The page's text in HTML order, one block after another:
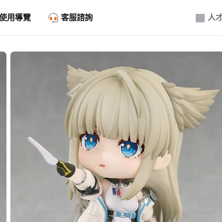
人
用導覽 客服諮詢